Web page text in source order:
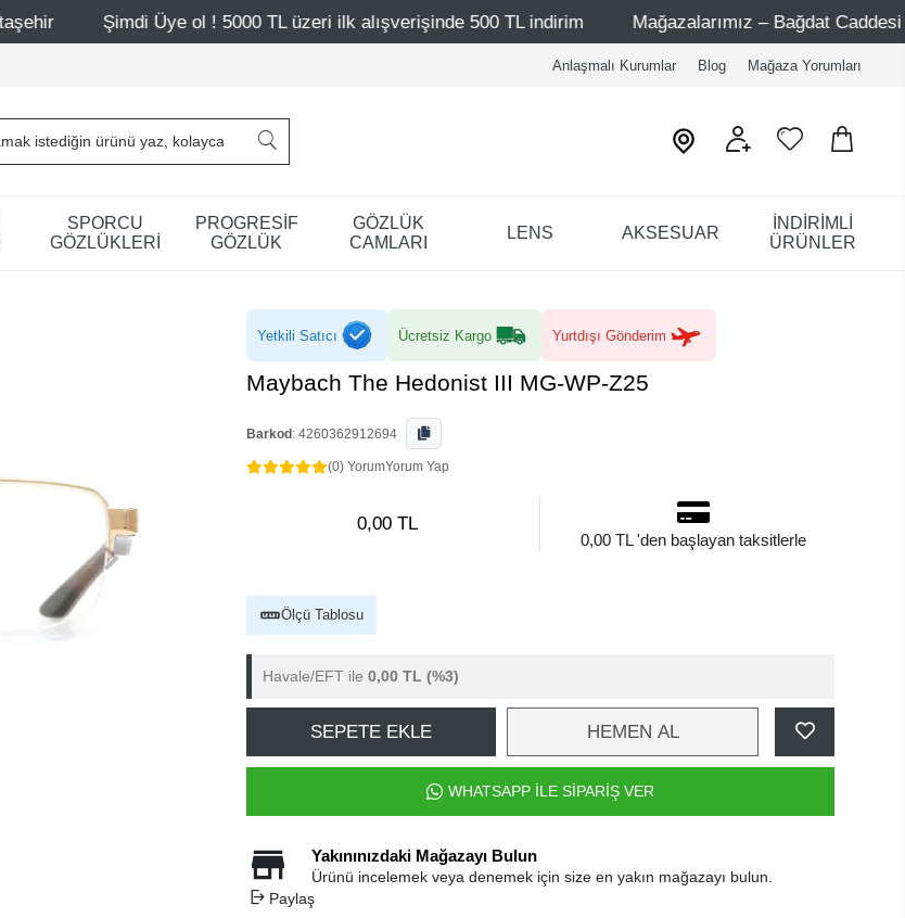
Şimdi Üye ol ! 5000 TL üzeri ilk alışverişinde 500 TL indirim Mağazalarımız – Bağdat Caddesi 1 - Bağdat
Anlaşmalı Kurumlar Blog Mağaza Yorumları
SPORCU
GÖZLÜKLERİ
PROGRESİF
GÖZLÜK
GÖZLÜK
CAMLARI
LENS AKSESUAR
İNDİRİMLİ
ÜRÜNLER
Yetkili Satıcı Ücretsiz Kargo Yurtdışı Gönderim
Maybach The Hedonist III MG-WP-Z25
Barkod : 4260362912694
(0) YorumYorum Yap
0,00 TL
0,00 TL 'den başlayan taksitlerle
Ölçü Tablosu
Havale/EFT ile 0,00 TL (%3)
SEPETE EKLE HEMEN AL
WHATSAPP İLE SİPARİŞ VER
Yakınınızdaki Mağazayı Bulun
Ürünü incelemek veya denemek için size en yakın mağazayı bulun.
Paylaş